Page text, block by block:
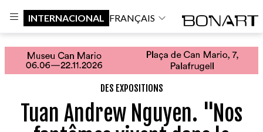
INTERNACIONAL FRANÇAIS
DES EXPOSITIONS
Tuan Andrew Nguyen. "Nos